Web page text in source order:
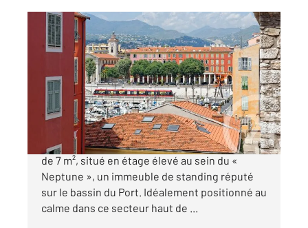
NICE 06
55,62 m2 , 2 pièces
Ref : 2298
Appartement F2 à vendre
490 000 €
NICE - PORT : 2 pièces de 55 m² avec un balcon
de 7 m², situé en étage élevé au sein du «
Neptune », un immeuble de standing réputé
sur le bassin du Port. Idéalement positionné au
calme dans ce secteur haut de ...